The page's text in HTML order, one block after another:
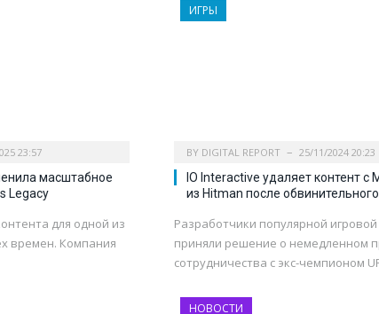
23:57
масштабное
Legacy
для одной из
времен. Компания
ИГРЫ
BY DIGITAL REPORT 25/11/2024 20:23
IO Interactive удаляет контент с
из Hitman после
Разработчики популярной
приняли решение о немедленном
сотрудничества с экс-чемпионом
НОВОСТИ